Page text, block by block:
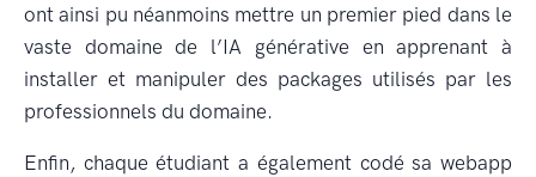
ont ainsi pu néanmoins mettre un premier pied dans le
vaste domaine de l’IA générative en apprenant à
installer et manipuler des packages utilisés par les
professionnels du domaine.
Enfin, chaque étudiant a également codé sa webapp